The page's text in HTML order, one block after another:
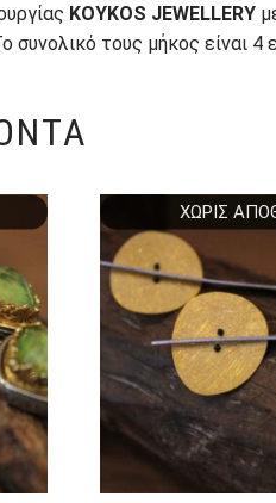
KOYKOS JEWELLERY
συνολικό τους μήκος είναι
ΧΩΡΊΣ